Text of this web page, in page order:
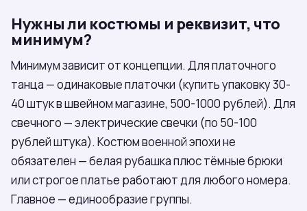
Нужны ли костюмы и реквизит, что
минимум?
Минимум зависит от концепции. Для платочного
танца — одинаковые платочки (купить упаковку 30-
40 штук в швейном магазине, 500-1000 рублей). Для
свечного — электрические свечки (по 50-100
рублей штука). Костюм военной эпохи не
обязателен — белая рубашка плюс тёмные брюки
или строгое платье работают для любого номера.
Главное — единообразие группы.